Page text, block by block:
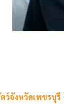
ว์จังหวัดเพชรบุรี